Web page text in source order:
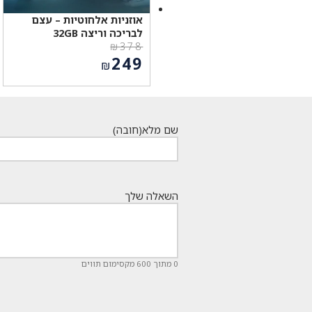
אוזניות אלחוטיות – עצם
לבריכה וריצה 32GB
₪378
המחיר
המקורי
היה:
₪249
שם מלא(חובה)
השאלה שלך
0 מתוך 600 מקסימום תווים